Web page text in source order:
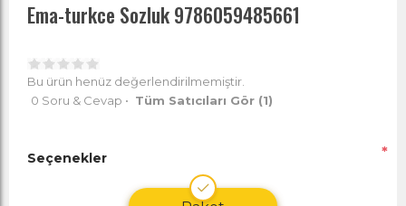
Ema-turkce Sozluk 9786059485661
Bu ürün henüz değerlendirilmemiştir.
0 Soru & Cevap • Tüm Satıcıları Gör (1)
Seçenekler *